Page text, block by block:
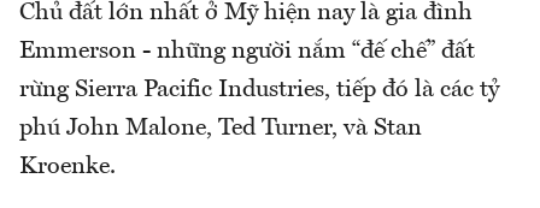
Chủ đất lớn nhất ở Mỹ hiện nay là gia đình
Emmerson - những người nắm “đế chế” đất
rừng Sierra Pacific Industries, tiếp đó là các tỷ
phú John Malone, Ted Turner, và Stan
Kroenke.